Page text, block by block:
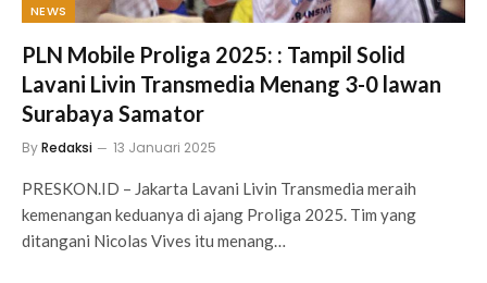
NEWS
PLN Mobile Proliga 2025: : Tampil Solid
Lavani Livin Transmedia Menang 3-0 lawan
Surabaya Samator
ByRedaksi 13 Januari 2025
PRESKON.ID – Jakarta Lavani Livin Transmedia meraih
kemenangan keduanya di ajang Proliga 2025. Tim yang
ditangani Nicolas Vives itu menang…